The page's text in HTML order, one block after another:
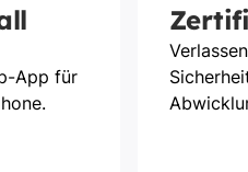
App für